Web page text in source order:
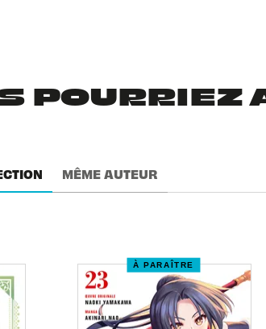
POURRIEZ
MÊME AUTEUR
À PARAÎTRE